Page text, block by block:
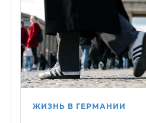
ЖИЗНЬ В ГЕРМАНИИ